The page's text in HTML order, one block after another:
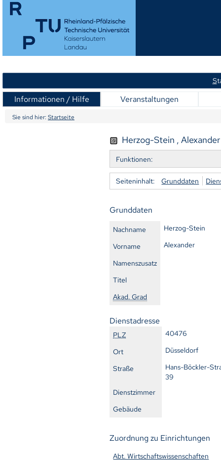
S
Informationen / Hilfe Veranstaltungen
Sie sind hier: Startseite
Herzog-Stein ,
Funktionen:
Seiteninhalt: Grunddaten
Grunddaten
Nachname
Herzog-Stein
Vorname
Alexander
Namenszusatz
Titel
Akad. Grad
Dienstadresse
PLZ
40476
Ort
Düsseldorf
Straße
Hans-Böckler-
39
Dienstzimmer
Gebäude
Zuordnung zu Einrichtungen
Abt. Wirtschaftswissenschaften